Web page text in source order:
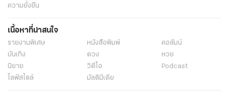
ความยั่งยืน
เนื้อหาที่น่าสนใจ
รายงานพิเศษ หนังสือพิมพ์
คอลัมน์
บันเทิง
ดวง
หวย
นิยาย
วิดีโอ
Podcast
ไลฟ์สไตล์
มัลติมีเดีย